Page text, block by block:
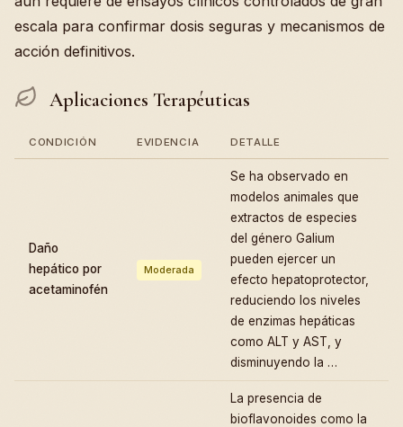
escala para confirmar dosis seguras y mecanismos de
acción definitivos.
Aplicaciones Terapéuticas
CONDICIÓN EVIDENCIA DETALLE
Daño
hepático por
acetaminofén
Moderada
Se ha observado en
modelos animales que
extractos de especies
del género Galium
pueden ejercer un
efecto hepatoprotector,
reduciendo los niveles
de enzimas hepáticas
como ALT y AST, y
disminuyendo la …
La presencia de
bioflavonoides como la